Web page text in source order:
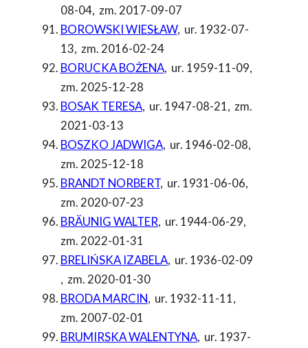
08-04, zm. 2017-09-07
BOROWSKI WIESŁAW, ur. 1932-07-
13, zm. 2016-02-24
BORUCKA BOŻENA, ur. 1959-11-09,
zm. 2025-12-28
BOSAK TERESA, ur. 1947-08-21, zm.
2021-03-13
BOSZKO JADWIGA, ur. 1946-02-08,
zm. 2025-12-18
BRANDT NORBERT, ur. 1931-06-06,
zm. 2020-07-23
BRÄUNIG WALTER, ur. 1944-06-29,
zm. 2022-01-31
BRELIŃSKA IZABELA, ur. 1936-02-09
, zm. 2020-01-30
BRODA MARCIN, ur. 1932-11-11,
zm. 2007-02-01
BRUMIRSKA WALENTYNA, ur. 1937-